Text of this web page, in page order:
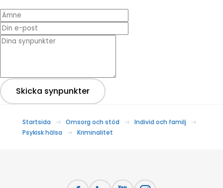
Ämne
Din e-post
* Dina synpunkter
Skicka synpunkter
Startsida Omsorg och stöd
Individ och familj
Psykisk hälsa
Kriminalitet